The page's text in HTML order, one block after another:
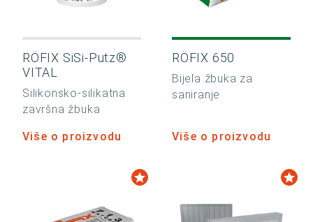
RÖFIX SiSi-Putz®
VITAL
Silikonsko-silikatna
završna žbuka
Više o proizvodu
RÖFIX 650
Bijela žbuka za
saniranje
Više o proizvodu